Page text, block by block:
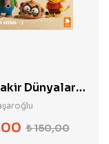
Dünyalar
Boyama
3
₺150,00